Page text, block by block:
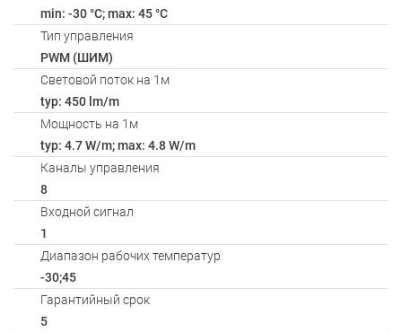
min: -30 °C; max: 45 °C
Тип управления
PWM (ШИМ)
Световой поток на 1м
typ: 450 lm/m
Мощность на 1м
typ: 4.7 W/m; max: 4.8 W/m
Каналы управления
8
Входной сигнал
1
Диапазон рабочих температур
-30;45
Гарантийный срок
5